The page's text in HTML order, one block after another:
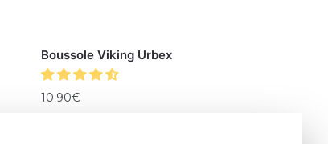
Boussole Viking Urbex
10.90€